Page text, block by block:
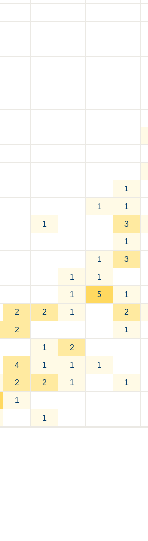
1
1 1
1 3
1
1 3
1 1
1 5 1
2 2 1 2
2 1
1 2
4 1 1 1
2 2 1 1
1
1